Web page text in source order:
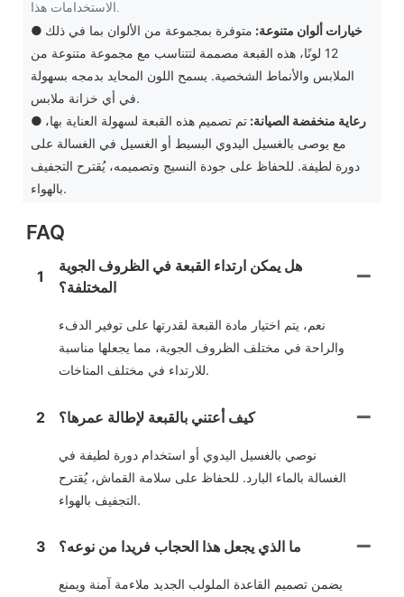
● خيارات ألوان متنوعة: متوفرة بمجموعة من الألوان بما في ذلك
12 لونًا، هذه القبعة مصممة لتتناسب مع مجموعة متنوعة من
الملابس والأنماط الشخصية. يسمح اللون المحايد بدمجه بسهولة
في أي خزانة ملابس.
●
رعاية منخفضة الصيانة:تم تصميم هذه القبعة لسهولة العناية بها،
مع يوصى بالغسيل اليدوي البسيط أو الغسيل في الغسالة على
دورة لطيفة. للحفاظ على جودة النسيج وتصميمه، يُقترح التجفيف
بالهواء.
FAQ
1
هل يمكن ارتداء القبعة في الظروف الجوية
المختلفة؟
نعم، يتم اختيار مادة القبعة لقدرتها على توفير الدفء
والراحة في مختلف الظروف الجوية، مما يجعلها مناسبة
للارتداء في مختلف المناخات.
2 كيف أعتني بالقبعة لإطالة عمرها؟
نوصي بالغسيل اليدوي أو استخدام دورة لطيفة في
الغسالة بالماء البارد. للحفاظ على سلامة القماش، يُقترح
التجفيف بالهواء.
3 ما الذي يجعل هذا الحجاب فريدا من نوعه؟
يضمن تصميم القاعدة الملولب الجديد ملاءمة آمنة ويمنع